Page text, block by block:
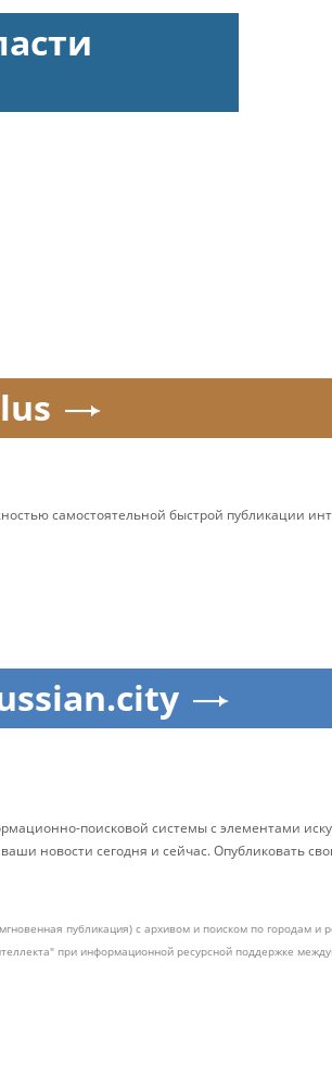
самостоятельной быстрой публикации
поисковой системы с элементами
новости сегодня и сейчас. Опубликовать
публикация) с архивом и поиском по городам
при информационной ресурсной поддержке